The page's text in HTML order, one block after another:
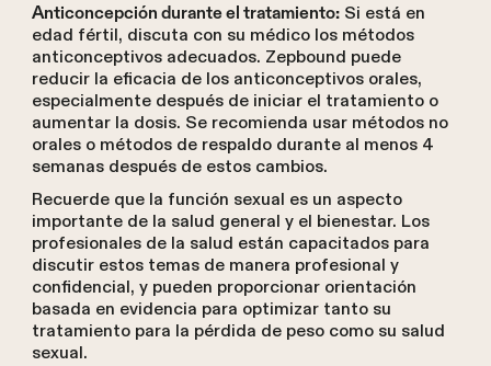
Anticoncepción durante el tratamiento:Si está en
edad fértil, discuta con su médico los métodos
anticonceptivos adecuados. Zepbound puede
reducir la eficacia de los anticonceptivos orales,
especialmente después de iniciar el tratamiento o
aumentar la dosis. Se recomienda usar métodos no
orales o métodos de respaldo durante al menos 4
semanas después de estos cambios.
Recuerde que la función sexual es un aspecto
importante de la salud general y el bienestar. Los
profesionales de la salud están capacitados para
discutir estos temas de manera profesional y
confidencial, y pueden proporcionar orientación
basada en evidencia para optimizar tanto su
tratamiento para la pérdida de peso como su salud
sexual.